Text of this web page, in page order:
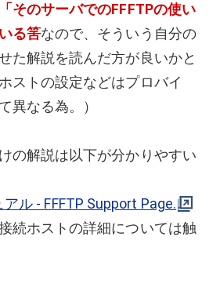
そのサーバでのFFFTPの使い
る筈なので、そういう自分の
た解説を読んだ方が良いかと
ストの設定などはプロバイ
異なる為。）
の解説は以下が分かりやすい
ル - FFFTP Support Page.
続ホストの詳細については触